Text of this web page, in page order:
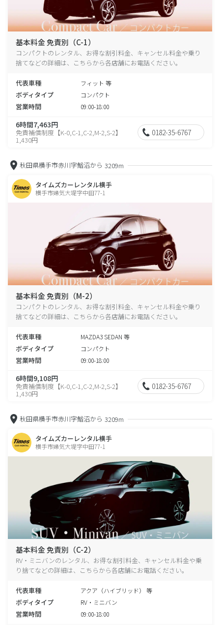
基本料金 免責別（C-1）
コンパクトのレンタル、お得な割引料金、キャンセル料金や乗り
捨てなどの詳細は、こちらから各店舗にお電話ください。
代表車種 フィット 等
ボディタイプ コンパクト
営業時間 09:00-18:00
6時間7,463円
免責補償制度【K-0,C-1,C-2,M-2,S-2】
1,430円
0182-35-6767
秋田県横手市赤川字鰌沼から 3209m
タイムズカーレンタル横手
横手市婦気大堤字中田77-1
基本料金 免責別（M-2）
コンパクトのレンタル、お得な割引料金、キャンセル料金や乗り
捨てなどの詳細は、こちらから各店舗にお電話ください。
代表車種 MAZDA3 SEDAN 等
ボディタイプ コンパクト
営業時間 09:00-18:00
6時間9,108円
免責補償制度【K-0,C-1,C-2,M-2,S-2】
1,430円
0182-35-6767
秋田県横手市赤川字鰌沼から 3209m
タイムズカーレンタル横手
横手市婦気大堤字中田77-1
基本料金 免責別（C-2）
RV・ミニバンのレンタル、お得な割引料金、キャンセル料金や乗
り捨てなどの詳細は、こちらから各店舗にお電話ください。
代表車種 アクア（ハイブリッド） 等
ボディタイプ RV・ミニバン
営業時間 09:00-18:00